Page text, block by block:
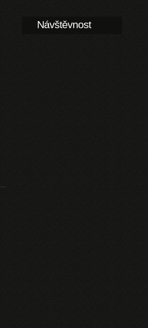
Návštěvnost